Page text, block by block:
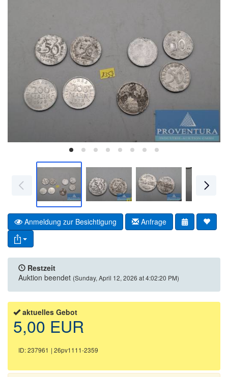
Anmeldung zur Besichtigung Anfrage
Restzeit
Auktion beendet (Sunday, April 12, 2026 at 4:02:20 PM)
aktuelles Gebot
5,00 EUR
ID: 237961 | 26pv1111-2359